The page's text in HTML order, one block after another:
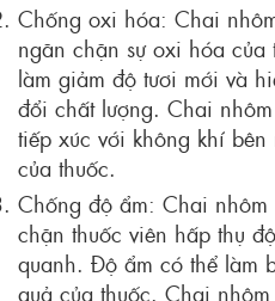
Chống oxi hóa: Chai
ngăn chặn sự oxi hóa
làm giảm độ tươi mới và
đổi chất lượng. Chai
tiếp xúc với không khí
của thuốc.
Chống độ ẩm: Chai
chặn thuốc viên hấp thụ
quanh. Độ ẩm có thể làm
quả của thuốc. Chai